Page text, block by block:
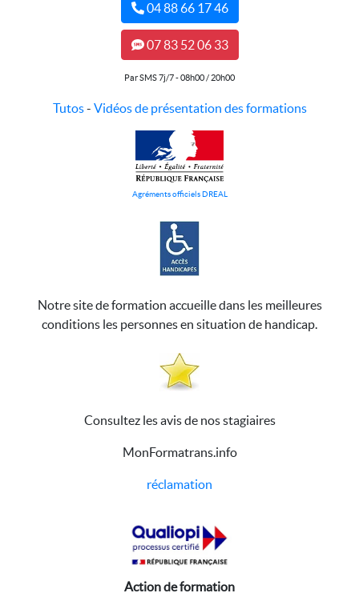
04 88 66 17 46
07 83 52 06 33
Par SMS 7j/7 - 08h00 / 20h00
Tutos- Vidéos de présentation des formations
Agréments officiels DREAL
Notre site de formation accueille dans les meilleures
conditions les personnes en situation de handicap.
Consultez les avis de nos stagiaires
MonFormatrans.info
réclamation
Action de formation